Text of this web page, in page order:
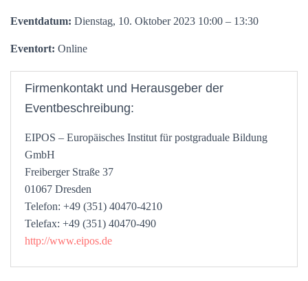
Eventdatum: Dienstag, 10. Oktober 2023 10:00 – 13:30
Eventort: Online
Firmenkontakt und Herausgeber der
Eventbeschreibung:
EIPOS – Europäisches Institut für postgraduale Bildung
GmbH
Freiberger Straße 37
01067 Dresden
Telefon: +49 (351) 40470-4210
Telefax: +49 (351) 40470-490
http://www.eipos.de